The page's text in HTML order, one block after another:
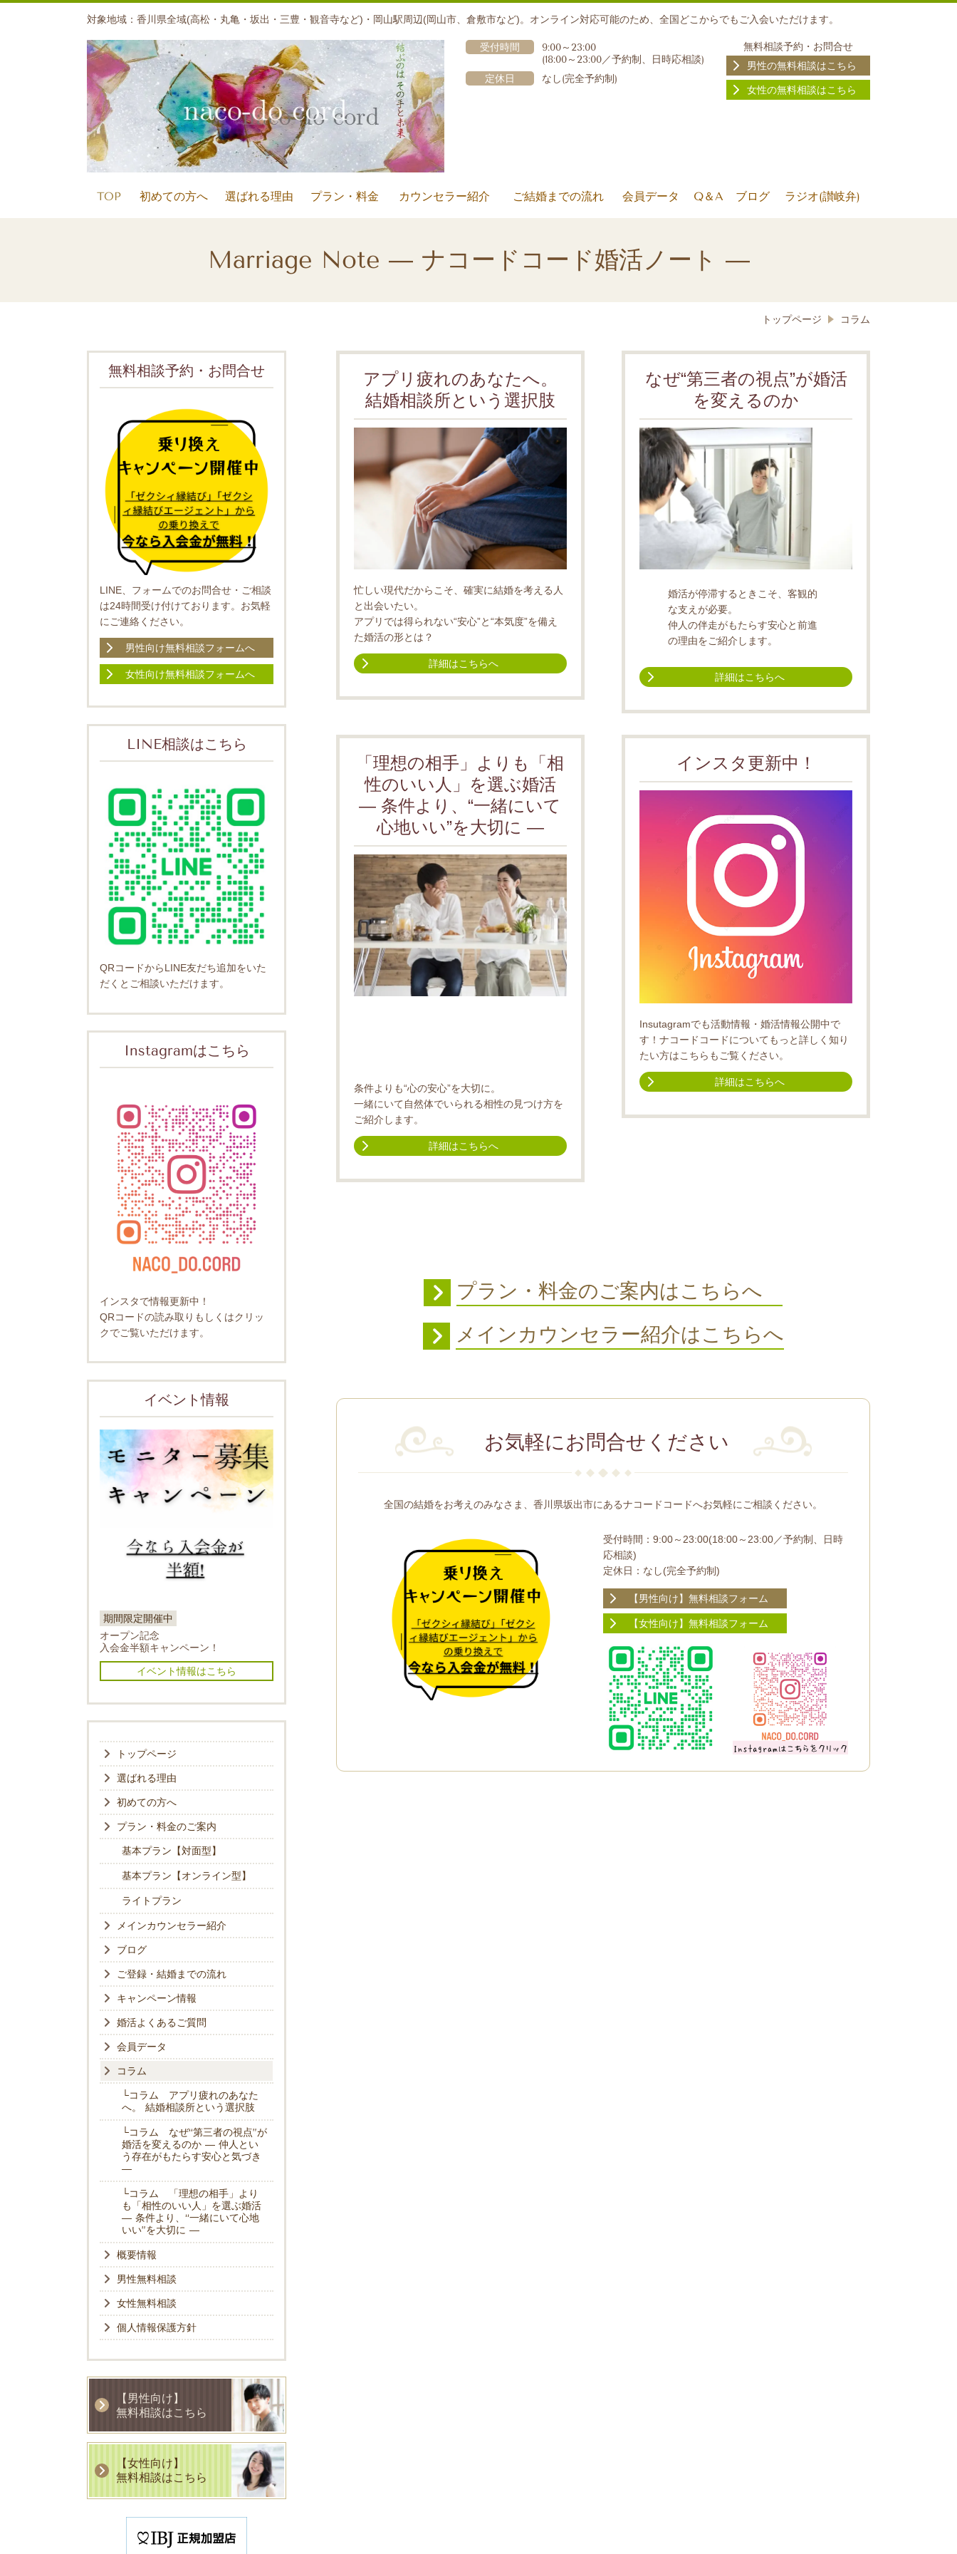
対象地域：香川県全域(高松・丸亀・坂出・三豊・観音寺など)・岡山駅周辺(岡山市、倉敷市など)。オンライン対応可能のため、全国どこからでもご入会いただけます。
受付時間
9:00～23:00
(18:00～23:00／予約制、日時応相談)
定休日
なし(完全予約制)
無料相談予約・お問合せ
男性の無料相談はこちら
女性の無料相談はこちら
TOP 初めての方へ 選ばれる理由 プラン・料金 カウンセラー紹介 ご結婚までの流れ 会員データ Q＆A ブログ ラジオ(讃岐弁)
Marriage Note ― ナコードコード婚活ノート ―
トップページ コラム
アプリ疲れのあなたへ。
結婚相談所という選択肢
忙しい現代だからこそ、確実に結婚を考える人
と出会いたい。
アプリでは得られない“安心”と“本気度”を備え
た婚活の形とは？
詳細はこちらへ
なぜ“第三者の視点”が婚活
を変えるのか
婚活が停滞するときこそ、客観的
な支えが必要。
仲人の伴走がもたらす安心と前進
の理由をご紹介します。
詳細はこちらへ
「理想の相手」よりも「相
性のいい人」を選ぶ婚活
― 条件より、“一緒にいて
心地いい”を大切に ―
条件よりも“心の安心”を大切に。
一緒にいて自然体でいられる相性の見つけ方を
ご紹介します。
詳細はこちらへ
インスタ更新中！
Insutagramでも活動情報・婚活情報公開中で
す！ナコードコードについてもっと詳しく知り
たい方はこちらもご覧ください。
詳細はこちらへ
プラン・料金のご案内はこちらへ
メインカウンセラー紹介はこちらへ
お気軽にお問合せください
全国の結婚をお考えのみなさま、香川県坂出市にあるナコードコードへお気軽にご相談ください。
受付時間：9:00～23:00(18:00～23:00／予約制、日時
応相談)
定休日：なし(完全予約制)
【男性向け】無料相談フォーム
【女性向け】無料相談フォーム
無料相談予約・お問合せ
LINE、フォームでのお問合せ・ご相談
は24時間受け付けております。お気軽
にご連絡ください。
男性向け無料相談フォームへ
女性向け無料相談フォームへ
LINE相談はこちら
QRコードからLINE友だち追加をいた
だくとご相談いただけます。
Instagramはこちら
インスタで情報更新中！
QRコードの読み取りもしくはクリッ
クでご覧いただけます。
イベント情報
期間限定開催中
オープン記念
入会金半額キャンペーン！
イベント情報はこちら
トップページ
選ばれる理由
初めての方へ
プラン・料金のご案内
基本プラン【対面型】
基本プラン【オンライン型】
ライトプラン
メインカウンセラー紹介
ブログ
ご登録・結婚までの流れ
キャンペーン情報
婚活よくあるご質問
会員データ
コラム
└コラム アプリ疲れのあなた
へ。 結婚相談所という選択肢
└コラム なぜ“第三者の視点”が
婚活を変えるのか ― 仲人とい
う存在がもたらす安心と気づき
―
└コラム 「理想の相手」より
も「相性のいい人」を選ぶ婚活
― 条件より、“一緒にいて心地
いい”を大切に ―
概要情報
男性無料相談
女性無料相談
個人情報保護方針
【男性向け】
無料相談はこちら
【女性向け】
無料相談はこちら